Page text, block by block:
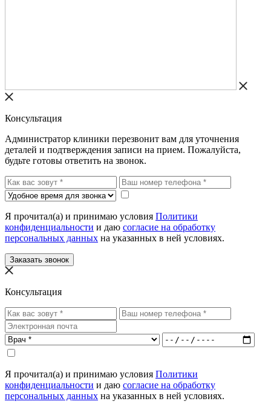
Консультация
Администратор клиники перезвонит вам для уточнения
деталей и подтверждения записи на прием. Пожалуйста,
будьте готовы ответить на звонок.
Я прочитал(а) и принимаю условия Политики
конфиденциальности и даю согласие на обработку
персональных данных на указанных в ней условиях.
Заказать звонок
Консультация
Я прочитал(а) и принимаю условия Политики
конфиденциальности и даю согласие на обработку
персональных данных на указанных в ней условиях.